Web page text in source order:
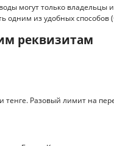
могут только
одним из удобных способов
реквизитам
тенге. Разовый лимит на